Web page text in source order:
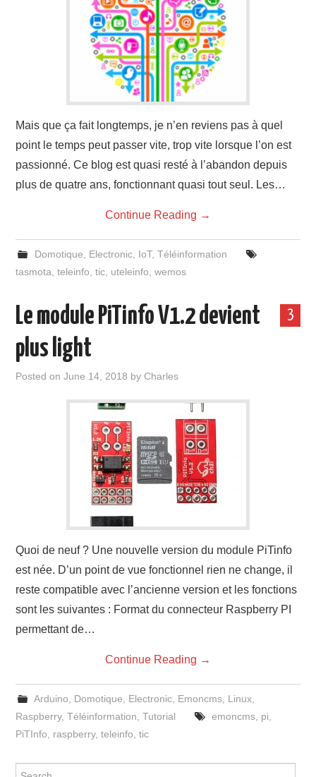
Mais que ça fait longtemps, je n’en reviens pas à quel
point le temps peut passer vite, trop vite lorsque l’on est
passionné. Ce blog est quasi resté à l’abandon depuis
plus de quatre ans, fonctionnant quasi tout seul. Les…
Continue Reading →
Domotique Electronic, IoT, Téléinformation
tasmota ,teleinfo ,tic uteleinfo ,wemos
3
Le module PiTinfo V1.2 devient
plus light
Posted onJune 14, 2018 byCharles
Quoi de neuf ? Une nouvelle version du module PiTinfo
est née. D’un point de vue fonctionnel rien ne change, il
reste compatible avec l’ancienne version et les fonctions
sont les suivantes : Format du connecteur Raspberry PI
permettant de…
Continue Reading →
Arduino Domotique Electronic, Emoncms, Linux,
Raspberry,Téléinformation ,Tutorial emoncms, pi
PiTInfo
raspberry,teleinfo ,tic